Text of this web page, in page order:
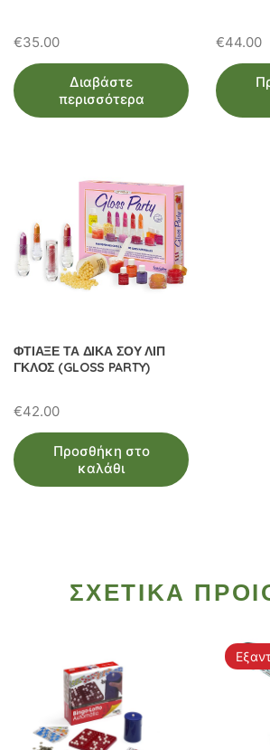
€35.00
Διαβάστε
περισσότερα
€44.00
ΦΤΙΑΞΕ ΤΑ ΔΙΚΑ ΣΟΥ ΛΙΠ
ΓΚΛΟΣ (GLOSS PARTY)
€42.00
Προσθήκη στο
καλάθι
ΣΧΕΤΙΚΑ